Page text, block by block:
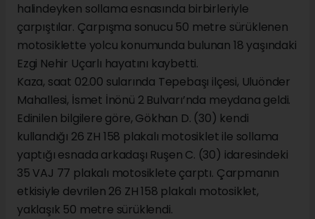
halindeyken sollama esnasında birbirleriyle
çarpıştılar. Çarpışma sonucu 50 metre sürüklenen
motosiklette yolcu konumunda bulunan 18 yaşındaki
Ezgi Nehir Uçarlı hayatını kaybetti.
Kaza, saat 02.00 sularında Tepebaşı ilçesi, Uluönder
Mahallesi, İsmet İnönü 2 Bulvarı’nda meydana geldi.
Edinilen bilgilere göre, Gökhan D. (30) kendi
kullandığı 26 ZH 158 plakalı motosiklet ile sollama
yaptığı esnada arkadaşı Ruşen C. (30) idaresindeki
35 VAJ 77 plakalı motosiklete çarptı. Çarpmanın
etkisiyle devrilen 26 ZH 158 plakalı motosiklet,
yaklaşık 50 metre sürüklendi.